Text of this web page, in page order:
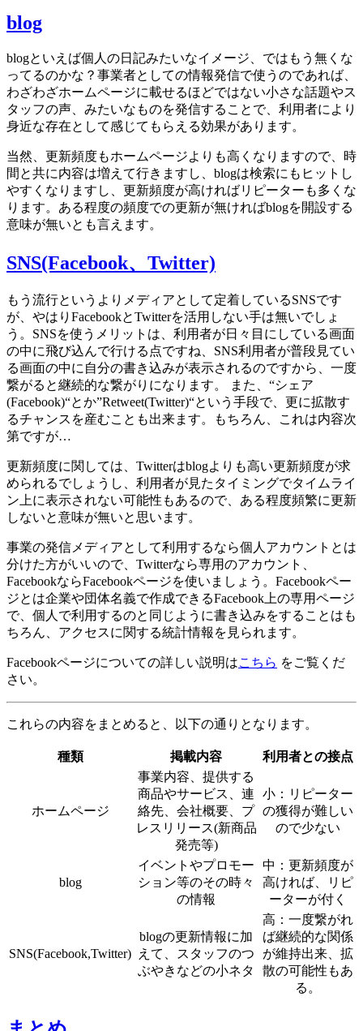
blog
blogといえば個人の日記みたいなイメージ、ではもう無くな
ってるのかな？事業者としての情報発信で使うのであれば、
わざわざホームページに載せるほどではない小さな話題やス
タッフの声、みたいなものを発信することで、利用者により
身近な存在として感じてもらえる効果があります。
当然、更新頻度もホームページよりも高くなりますので、時
間と共に内容は増えて行きますし、blogは検索にもヒットし
やすくなりますし、更新頻度が高ければリピーターも多くな
ります。ある程度の頻度での更新が無ければblogを開設する
意味が無いとも言えます。
SNS(Facebook、Twitter)
もう流行というよりメディアとして定着しているSNSです
が、やはりFacebookとTwitterを活用しない手は無いでしょ
う。SNSを使うメリットは、利用者が日々目にしている画面
の中に飛び込んで行ける点ですね、SNS利用者が普段見てい
る画面の中に自分の書き込みが表示されるのですから、一度
繋がると継続的な繋がりになります。 また、“シェア
(Facebook)“とか”Retweet(Twitter)“という手段で、更に拡散す
るチャンスを産むことも出来ます。もちろん、これは内容次
第ですが…
更新頻度に関しては、Twitterはblogよりも高い更新頻度が求
められるでしょうし、利用者が見たタイミングでタイムライ
ン上に表示されない可能性もあるので、ある程度頻繁に更新
しないと意味が無いと思います。
事業の発信メディアとして利用するなら個人アカウントとは
分けた方がいいので、Twitterなら専用のアカウント、
FacebookならFacebookページを使いましょう。Facebookペー
ジとは企業や団体名義で作成できるFacebook上の専用ページ
で、個人で利用するのと同じように書き込みをすることはも
ちろん、アクセスに関する統計情報を見られます。
Facebookページについての詳しい説明はこちら をご覧くだ
さい。
これらの内容をまとめると、以下の通りとなります。
種類 掲載内容 利用者との接点
ホームページ
事業内容、提供する
商品やサービス、連
絡先、会社概要、プ
レスリリース(新商品
発売等)
小：リピーター
の獲得が難しい
ので少ない
blog
イベントやプロモー
ション等のその時々
の情報
中：更新頻度が
高ければ、リピ
ーターが付く
SNS(Facebook,Twitter)
blogの更新情報に加
えて、スタッフのつ
ぶやきなどの小ネタ
高：一度繋がれ
ば継続的な関係
が維持出来、拡
散の可能性もあ
る。